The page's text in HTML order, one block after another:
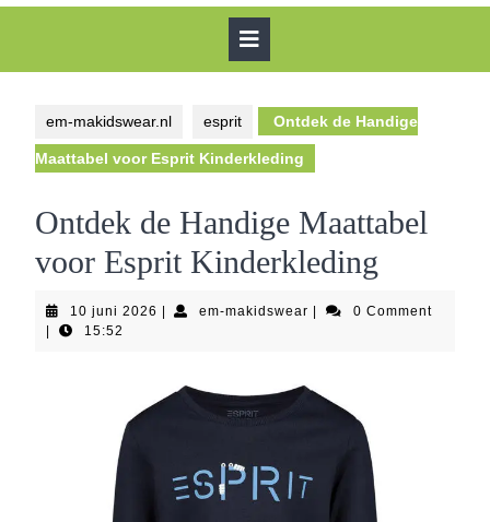
em-makidswear.nl esprit Ontdek de Handige
Maattabel voor Esprit Kinderkleding
Ontdek de Handige Maattabel
voor Esprit Kinderkleding
10 juni 2026 10
em-makidswear em-
0 Comment
15:52